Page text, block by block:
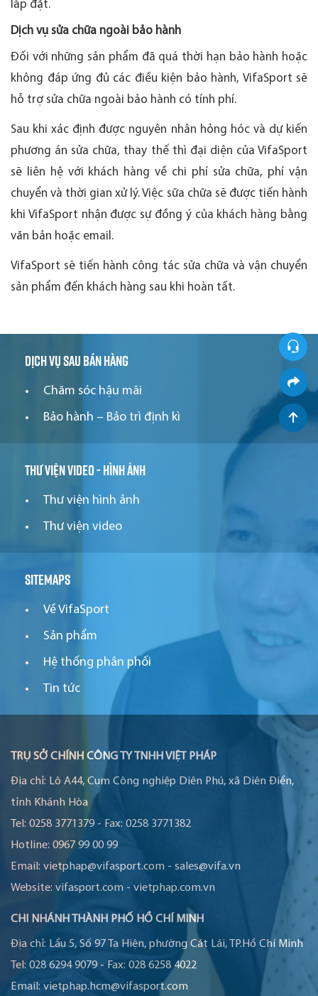
lắp đặt.
Dịch vụ sửa chữa ngoài bảo hành
Đối với những sản phẩm đã quá thời hạn bảo hành hoặc
không đáp ứng đủ các điều kiện bảo hành, VifaSport sẽ
hỗ trợ sửa chữa ngoài bảo hành có tính phí.
Sau khi xác định được nguyên nhân hỏng hóc và dự kiến
phương án sửa chữa, thay thế thì đại diện của VifaSport
sẽ liên hệ với khách hàng về chi phí sửa chữa, phí vận
chuyển và thời gian xử lý. Việc sữa chữa sẽ được tiến hành
khi VifaSport nhận được sự đồng ý của khách hàng bằng
văn bản hoặc email.
VifaSport sẽ tiến hành công tác sửa chữa và vận chuyển
sản phẩm đến khách hàng sau khi hoàn tất.
Dịch vụ sau bán hàng
Chăm sóc hậu mãi
Bảo hành – Bảo trì định kì
Thư viện video - hình ảnh
Thư viện hình ảnh
Thư viện video
Sitemaps
Về VifaSport
Sản phẩm
Hệ thống phân phối
Tin tức
TRỤ SỞ CHÍNH CÔNG TY TNHH VIỆT PHÁP
Địa chỉ: Lô A44, Cụm Công nghiệp Diên Phú, xã Diên Điền,
tỉnh Khánh Hòa
Tel: 0258 3771379 - Fax: 0258 3771382
Hotline: 0967 99 00 99
Email: vietphap@vifasport.com - sales@vifa.vn
Website: vifasport.com - vietphap.com.vn
CHI NHÁNH THÀNH PHỐ HỒ CHÍ MINH
Địa chỉ: Lầu 5, Số 97 Tạ Hiện, phường Cát Lái, TP.Hồ Chí Minh
Tel: 028 6294 9079- Fax: 028 6258 4022
Email: vietphap.hcm@vifasport.com